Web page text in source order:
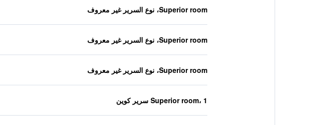
Superior room، نوع السرير غير معروف
Superior room، نوع السرير غير معروف
Superior room، نوع السرير غير معروف
Superior room، 1 سرير كوين